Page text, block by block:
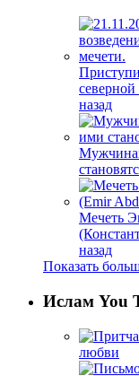
северной
назад
Мечеть
назад
Показать
Ислам You
любви